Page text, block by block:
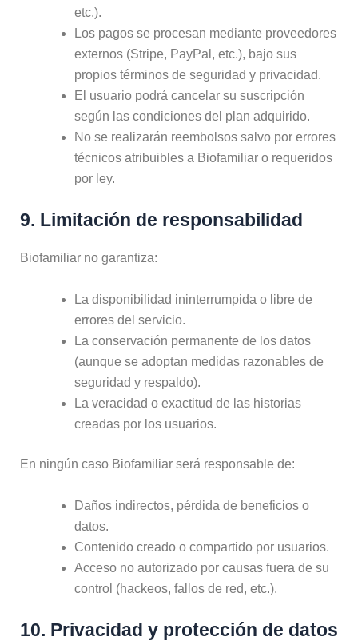
etc.).
Los pagos se procesan mediante proveedores
externos (Stripe, PayPal, etc.), bajo sus
propios términos de seguridad y privacidad.
El usuario podrá cancelar su suscripción
según las condiciones del plan adquirido.
No se realizarán reembolsos salvo por errores
técnicos atribuibles a Biofamiliar o requeridos
por ley.
9. Limitación de responsabilidad
Biofamiliar no garantiza:
La disponibilidad ininterrumpida o libre de
errores del servicio.
La conservación permanente de los datos
(aunque se adoptan medidas razonables de
seguridad y respaldo).
La veracidad o exactitud de las historias
creadas por los usuarios.
En ningún caso Biofamiliar será responsable de:
Daños indirectos, pérdida de beneficios o
datos.
Contenido creado o compartido por usuarios.
Acceso no autorizado por causas fuera de su
control (hackeos, fallos de red, etc.).
10. Privacidad y protección de datos